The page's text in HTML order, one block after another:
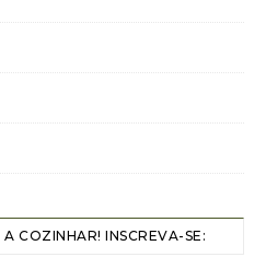
COZINHAR! INSCREVA-SE: